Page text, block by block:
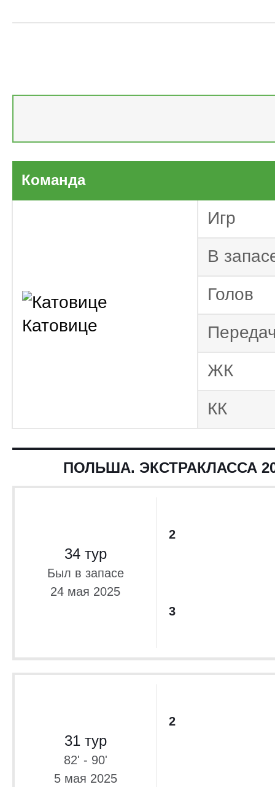
дивизион 2023/2024
Команда
Катовице
Игр
В
Голов
ЖК
КК
ПОЛЬША. ЭКСТРАКЛАССА
34 тур
Был в запасе
24 мая 2025
2
3
31 тур
82' - 90'
5 мая 2025
2